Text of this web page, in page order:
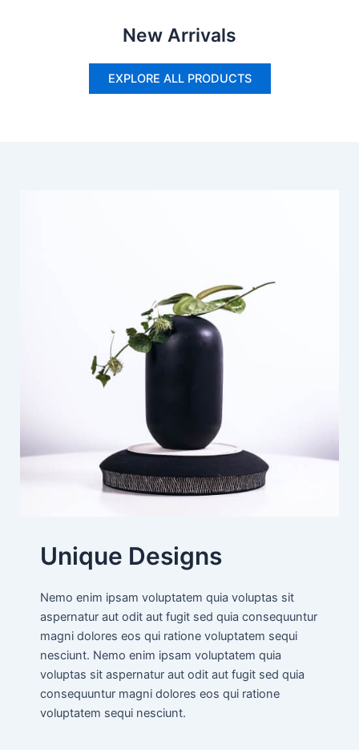
New Arrivals
EXPLORE ALL PRODUCTS
Unique Designs
Nemo enim ipsam voluptatem quia voluptas sit
aspernatur aut odit aut fugit sed quia consequuntur
magni dolores eos qui ratione voluptatem sequi
nesciunt. Nemo enim ipsam voluptatem quia
voluptas sit aspernatur aut odit aut fugit sed quia
consequuntur magni dolores eos qui ratione
voluptatem sequi nesciunt.